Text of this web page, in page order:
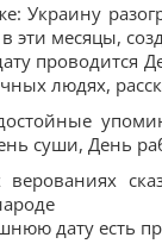
Украину
эти месяцы,
проводится
людях,
суши, День
дату есть